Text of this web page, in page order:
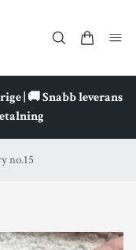
| 🚚 Snabb leverans
no.15